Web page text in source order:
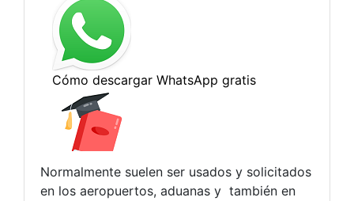
Normalmente suelen ser usados y solicitados
en los aeropuertos, aduanas y también en